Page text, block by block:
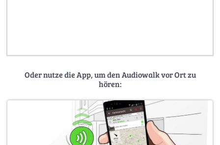
Oder nutze die App, um den Audiowalk vor Ort zu
hören: